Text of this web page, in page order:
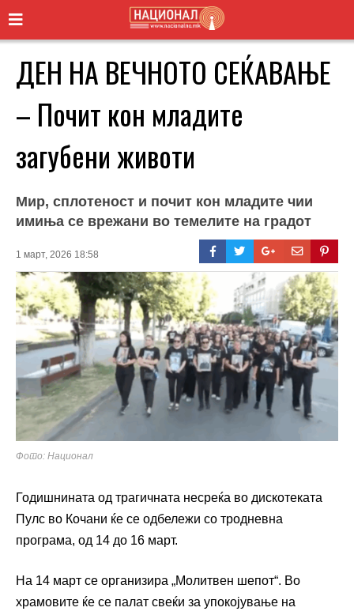
ДЕН НА ВЕЧНОТО СЕЌАВАЊЕ
– Почит кон младите
загубени животи
Мир, сплотеност и почит кон младите чии
имиња се врежани во темелите на градот
1 март, 2026 18:58
Фото: Национал
Годишнината од трагичната несреќа во дискотеката
Пулс во Кочани ќе се одбележи со тродневна
програма, од 14 до 16 март.
На 14 март се организира „Молитвен шепот“. Во
храмовите ќе се палат свеќи за упокојување на